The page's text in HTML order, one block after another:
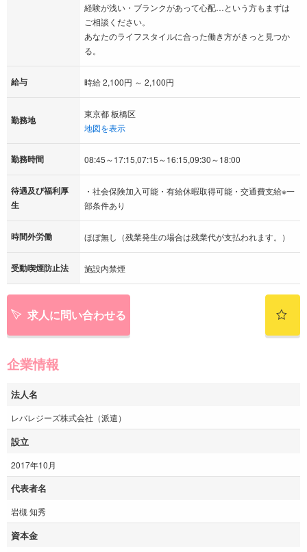
経験が浅い・ブランクがあって心配…という方もまずは
ご相談ください。
あなたのライフスタイルに合った働き方がきっと見つか
る。
給与 時給 2,100円 ～ 2,100円
勤務地
東京都 板橋区
地図を表示
勤務時間 08:45～17:15,07:15～16:15,09:30～18:00
待遇及び福利厚
生
・社会保険加入可能・有給休暇取得可能・交通費支給※一
部条件あり
時間外労働 ほぼ無し（残業発生の場合は残業代が支払われます。）
受動喫煙防止法 施設内禁煙
求人に問い合わせる
企業情報
法人名
レバレジーズ株式会社（派遣）
設立
2017年10月
代表者名
岩槻 知秀
資本金